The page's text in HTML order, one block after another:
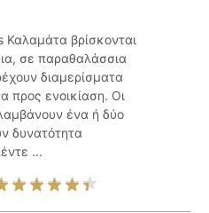
βρίσκονται
σε παραθαλάσσια
διαμερίσματα
προς ενοικίαση. Οι
ένα ή δύο
δυνατότητα
...